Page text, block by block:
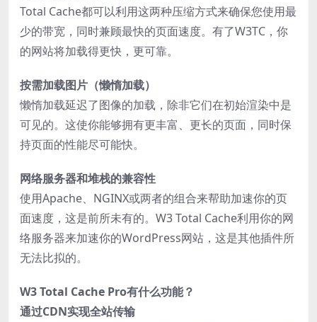
Total Cache都可以利用这两种压缩方式来确保您使用最
少的带宽，同时兼顾最快的页面速度。有了W3TC，你
的网站将加载得更快，更可靠。
按需加载图片（懒惰加载）
懒惰加载延迟了图像的加载，除非它们在初始渲染中是
可见的。这使你能够拥有更丰富、更长的页面，同时保
持页面的性能尽可能快。
网络服务器和堆栈的兼容性
使用Apache、NGINX或两者的组合来帮助加速你的页
面速度，这是前所未有的。W3 Total Cache利用你的网
络服务器来加速你的WordPress网站，这是其他插件所
无法比拟的。
W3 Total Cache Pro有什么功能？
通过CDN实现全站传输